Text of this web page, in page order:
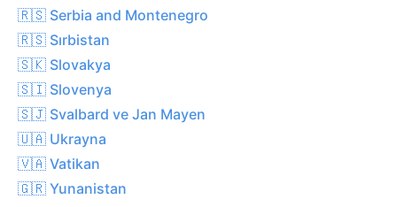
🇷🇸 Serbia and Montenegro
🇷🇸 Sırbistan
🇸🇰 Slovakya
🇸🇮 Slovenya
🇸🇯 Svalbard ve Jan Mayen
🇺🇦 Ukrayna
🇻🇦 Vatikan
🇬🇷 Yunanistan